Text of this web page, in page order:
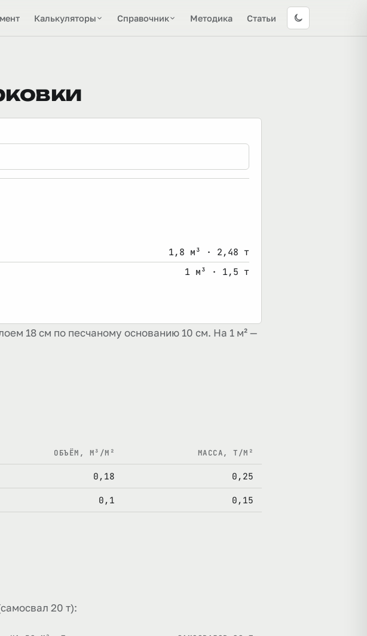
Калькуляторы Справочник Методика Статьи
1,8 м³ · 2,48 т
1 м³ · 1,5 т
18 см по песчаному основанию 10 см. На 1 м² —
ОБЪЁМ, М³/М² МАССА, Т/М²
0,18 0,25
0,1 0,15
20 т):